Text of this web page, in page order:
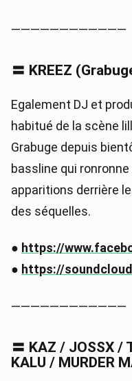
————————————
〓 KREEZ
Egalement DJ et
habitué de la scène
Grabuge depuis
bassline qui
apparitions derrière
des séquelles.
● https://
● https://
————————————
〓 KAZ / JOSSX /
KALU / MURDER